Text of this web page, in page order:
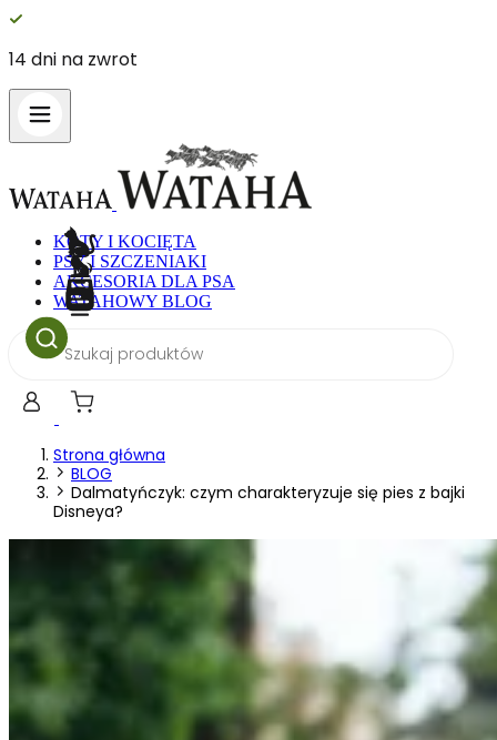
KOTY I KOCIĘTA
PSY I SZCZENIAKI
AKCESORIA DLA PSA
WATAHOWY BLOG
Wyszukiwarka
produktów
Strona główna
BLOG
Dalmatyńczyk: czym charakteryzuje się pies z bajki
Disneya?